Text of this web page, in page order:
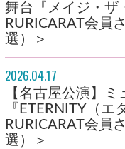
舞台『メイジ・ザ
RURICARAT会員
選）＞
2026.04.17
【名古屋公演】
『ETERNITY（エ
RURICARAT会員
選）＞